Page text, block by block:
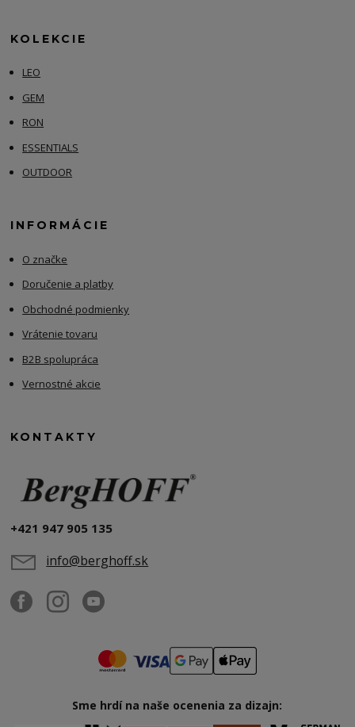
KOLEKCIE
LEO
GEM
RON
ESSENTIALS
OUTDOOR
INFORMÁCIE
O značke
Doručenie a platby
Obchodné podmienky
Vrátenie tovaru
B2B spolupráca
Vernostné akcie
KONTAKTY
+421 947 905 135
info@berghoff.sk
Sme hrdí na naše ocenenia za dizajn: